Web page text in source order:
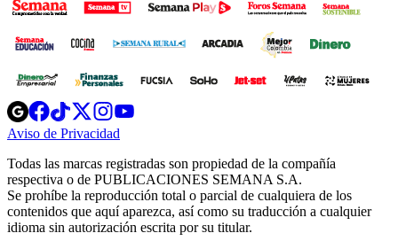
Opens
in
new
Opens
in
new
Opens
in
new
window
Opens
new
windowwindow
Aviso de Privacidad
new
window
Todas las marcas registradas son propiedad de la compañía
respectiva o de PUBLICACIONES SEMANA S.A.
Se prohíbe la reproducción total o parcial de cualquiera de los
contenidos que aquí aparezca, así como su traducción a cualquier
idioma sin autorización escrita por su titular.